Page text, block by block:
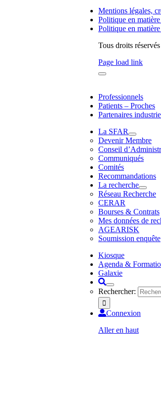
Mentions légales,
Politique en
Politique en
Tous droits
Page load link
Professionnels
Patients – Proches
Partenaires
La SFAR
Devenir Membre
Conseil
Communiqués
Comités
Recommandations
La recherche
Réseau Recherche
CERAR
Bourses & Contrats
Mes données de
AGEARISK
Soumission enquête
Kiosque
Agenda &
Galaxie
Rechercher:
Connexion
Aller en haut